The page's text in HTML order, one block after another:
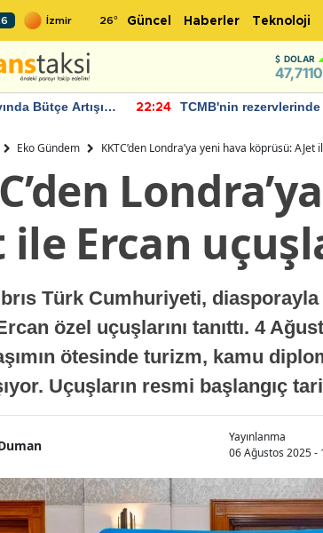
26° Güncel Haberler Teknoloji
DOLAR
47,7110
Bütçe Artışı
22:24
TCMB'nin rezervlerinde
Eko Gündem KKTC’den Londra’ya yeni hava köprüsü: AJet
ile Ercan
Türk Cumhuriyeti,
özel uçuşlarını tanıttı. 4
ötesinde turizm, kamu
Uçuşların resmi başlangıç
Yayınlanma
06 Ağustos 2025 -